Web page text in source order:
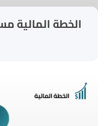
الخطة المالية